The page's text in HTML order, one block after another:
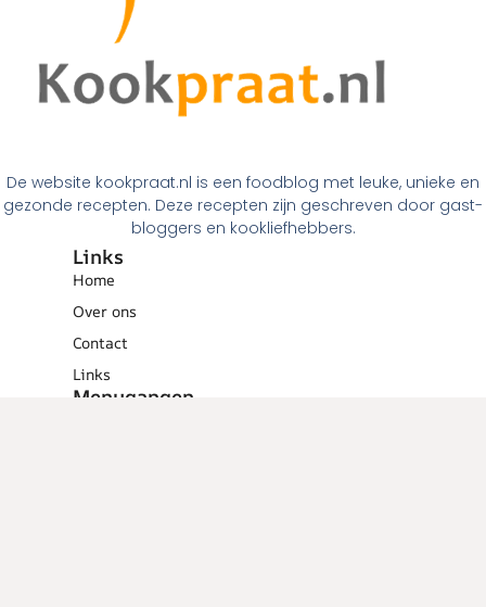
De website kookpraat.nl is een foodblog met leuke, unieke en
gezonde recepten. Deze recepten zijn geschreven door gast-
bloggers en kookliefhebbers.
Links
Home
Over ons
Contact
Links
Menugangen